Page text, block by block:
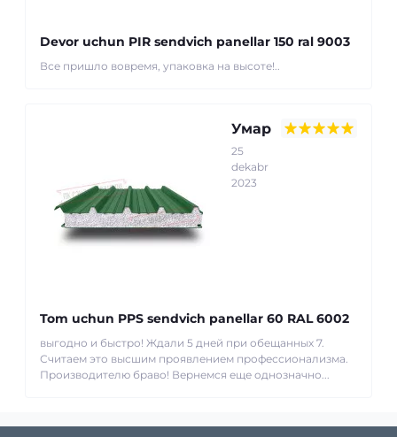
Devor uchun PIR sendvich panellar 150 ral 9003
Все пришло вовремя, упаковка на высоте!..
Умар
25
dekabr
2023
Tom uchun PPS sendvich panellar 60 RAL 6002
выгодно и быстро! Ждали 5 дней при обещанных 7.
Считаем это высшим проявлением профессионализма.
Производителю браво! Вернемся еще однозначно...